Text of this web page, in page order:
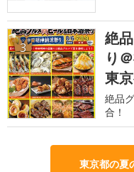
3
絶
り
東
絶品
合！
東京都の夏